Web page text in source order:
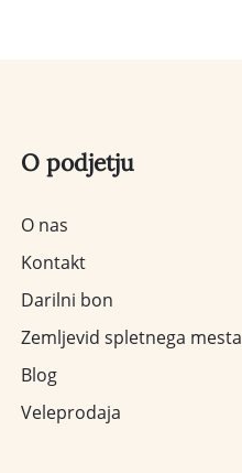
O podjetju
O nas
Kontakt
Darilni bon
Zemljevid spletnega mesta
Blog
Veleprodaja